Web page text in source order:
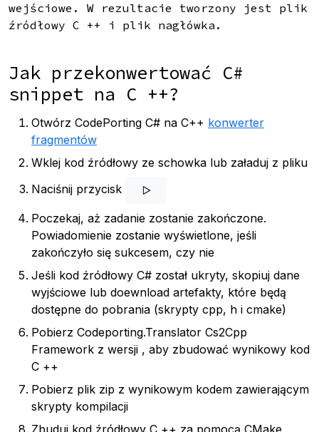
wejściowe. W rezultacie tworzony jest plik
źródłowy C ++ i plik nagłówka.
Jak przekonwertować C#
snippet na C ++?
Otwórz CodePorting C# na C++ konwerter
fragmentów
Wklej kod źródłowy ze schowka lub załaduj z pliku
Naciśnij przycisk
Poczekaj, aż zadanie zostanie zakończone.
Powiadomienie zostanie wyświetlone, jeśli
zakończyło się sukcesem, czy nie
Jeśli kod źródłowy C# został ukryty, skopiuj dane
wyjściowe lub doewnload artefakty, które będą
dostępne do pobrania (skrypty cpp, h i cmake)
Pobierz Codeporting.Translator Cs2Cpp
Framework z wersji , aby zbudować wynikowy kod
C ++
Pobierz plik zip z wynikowym kodem zawierającym
skrypty kompilacji
Zbuduj kod źródłowy C ++ za pomocą CMake